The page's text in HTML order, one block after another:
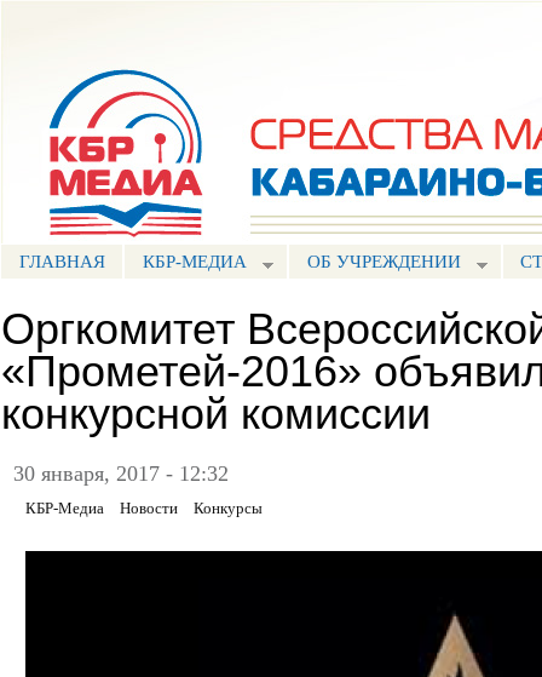
ГЛАВНАЯ КБР-МЕДИА ОБ УЧРЕЖДЕНИИ
Оргкомитет
«Прометей-2016»
конкурсной комиссии
30 января, 2017 - 12:32
КБР-Медиа Новости Конкурсы